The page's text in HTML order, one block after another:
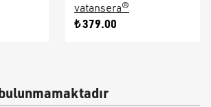
vatansera®
₺ 379.00